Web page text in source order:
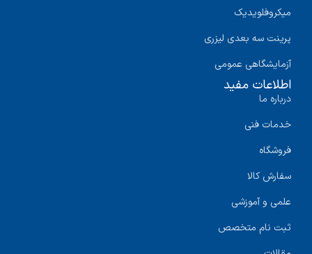
میکروفلویدیک
پرینت سه‌ بعدی لیزری
آزمایشگاهی عمومی
اطلاعات مفید
درباره ما
خدمات فنی
فروشگاه
سفارش کالا
علمی و آموزشی
ثبت نام متخصص